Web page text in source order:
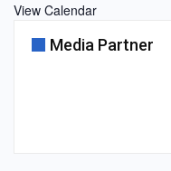
View Calendar
Media Partner